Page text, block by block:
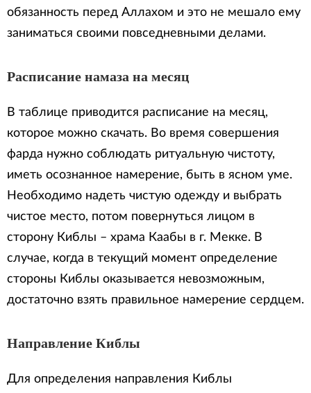
обязанность перед Аллахом и это не мешало ему
заниматься своими повседневными делами.
Расписание намаза на месяц
В таблице приводится расписание на месяц,
которое можно скачать. Во время совершения
фарда нужно соблюдать ритуальную чистоту,
иметь осознанное намерение, быть в ясном уме.
Необходимо надеть чистую одежду и выбрать
чистое место, потом повернуться лицом в
сторону Киблы – храма Каабы в г. Мекке. В
случае, когда в текущий момент определение
стороны Киблы оказывается невозможным,
достаточно взять правильное намерение сердцем.
Направление Киблы
Для определения направления Киблы